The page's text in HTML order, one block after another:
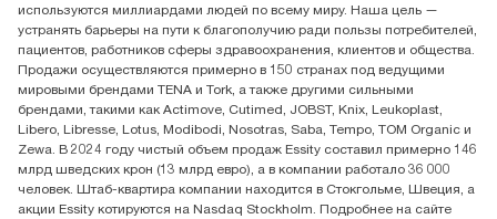
Достык, 210, 2 блок, 3 этаж,
офис №32 050051, г.
Алматы, Казахстан
используются миллиардами людей по всему миру. Наша цель —
устранять барьеры на пути к благополучию ради пользы потребителей,
пациентов, работников сферы здравоохранения, клиентов и общества.
Продажи осуществляются примерно в 150 странах под ведущими
мировыми брендами TENA и Tork, а также другими сильными
брендами, такими как Actimove, Cutimed, JOBST, Knix, Leukoplast,
Libero, Libresse, Lotus, Modibodi, Nosotras, Saba, Tempo, TOM Organic и
Zewa. В 2024 году чистый объем продаж Essity составил примерно 146
млрд шведских крон (13 млрд евро), а в компании работало 36 000
человек. Штаб-квартира компании находится в Стокгольме, Швеция, а
акции Essity котируются на Nasdaq Stockholm. Подробнее на сайте